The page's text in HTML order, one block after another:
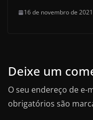
16 de novembro de 2021
Deixe um
O seu endereço de e-
obrigatórios são